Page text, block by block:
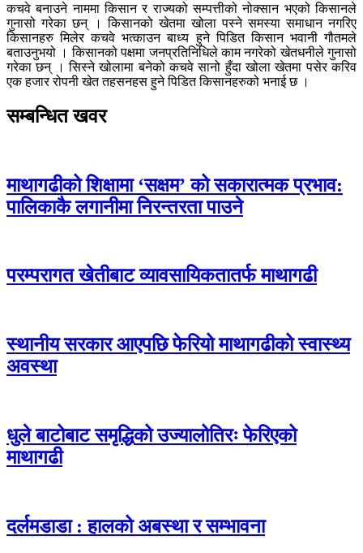
कचवे बनाउने नाममा किसान र राज्यको सम्पत्तीको नोक्सान भएको किसानले
गुनासो गरेका छन् । किसानको खेतमा खोला पस्ने समस्या समाधान नगरिए
किसानहरु मिलेर कचवे भत्काउन बाध्य हुने पिडित किसान भवानी गौतमले
बताउनुभयो । किसानको पक्षमा जनप्रतिनिधिले काम नगरेको खेतधनीले गुनासो
गरेका छन् । सिस्ने खोलामा बनेको कचवे सानो हुँदा खोला खेतमा पसेर करिव
एक हजार रोपनी खेत तहसनहस हुने पिडित किसानहरुको भनाई छ ।
सम्बन्धित खवर
माथागढीको शिक्षामा ‘सक्षम’ को सकारात्मक प्रभाव:
पालिकाकै लगानीमा निरन्तरता पाउने
परम्परागत खेतीबाट व्यावसायिकतातर्फ माथागढी
स्थानीय सरकार आएपछि फेरियो माथागढीको स्वास्थ्य
अवस्था
धुले बाटोबाट समृद्धिको उज्यालोतिरः फेरिएको
माथागढी
दर्लमडाडा : हालको अबस्था र सम्भावना